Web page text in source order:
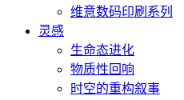
维意数码印刷系列
灵感
生命态进化
物质性回响
时空的重构叙事